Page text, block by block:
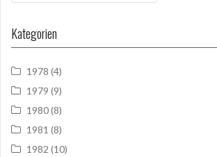
Kategorien
1978 (4)
1979 (9)
1980(8)
1981 (8)
1982 (10)